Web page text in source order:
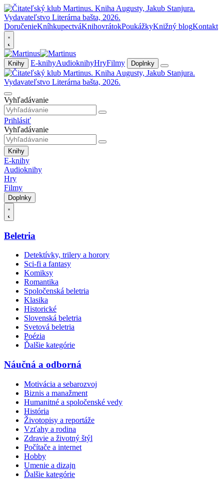
DoručenieKníhkupectváKnihovrátokPoukážkyKnižný blogKontakt
Knihy E-knihyAudioknihyHryFilmy Doplnky
Vyhľadávanie
Prihlásiť
Vyhľadávanie
Knihy
E-knihy
Audioknihy
Hry
Filmy
Doplnky
Beletria
Detektívky, trilery a horory
Sci-fi a fantasy
Komiksy
Romantika
Spoločenská beletria
Klasika
Historické
Slovenská beletria
Svetová beletria
Poézia
Ďalšie kategórie
Náučná a odborná
Motivácia a sebarozvoj
Biznis a manažment
Humanitné a spoločenské vedy
História
Životopisy a reportáže
Vzťahy a rodina
Zdravie a životný štýl
Počítače a internet
Hobby
Umenie a dizajn
Ďalšie kategórie